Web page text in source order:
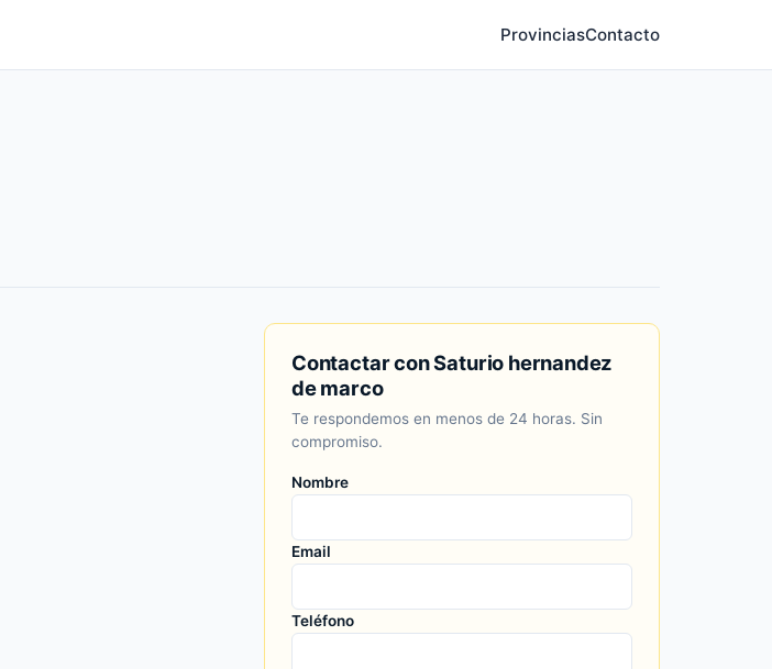
ProvinciasContacto
Contactar con Saturio hernandez
de marco
Te respondemos en menos de 24 horas. Sin
compromiso.
Nombre
Email
Teléfono